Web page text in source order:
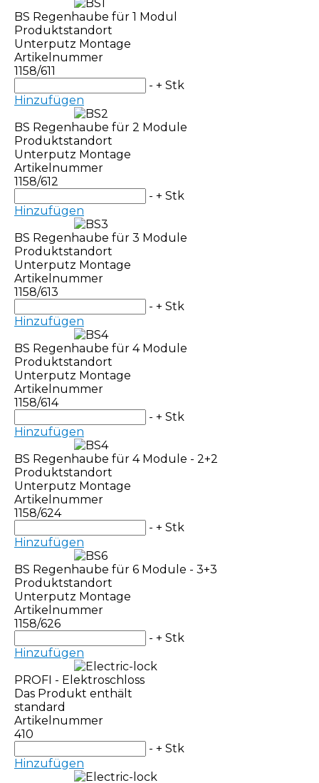
BS Regenhaube für 1 Modul
Produktstandort
Unterputz Montage
Artikelnummer
1158/611
- + Stk
Hinzufügen
BS Regenhaube für 2 Module
Produktstandort
Unterputz Montage
Artikelnummer
1158/612
- + Stk
Hinzufügen
BS Regenhaube für 3 Module
Produktstandort
Unterputz Montage
Artikelnummer
1158/613
- + Stk
Hinzufügen
BS Regenhaube für 4 Module
Produktstandort
Unterputz Montage
Artikelnummer
1158/614
- + Stk
Hinzufügen
BS Regenhaube für 4 Module - 2+2
Produktstandort
Unterputz Montage
Artikelnummer
1158/624
- + Stk
Hinzufügen
BS Regenhaube für 6 Module - 3+3
Produktstandort
Unterputz Montage
Artikelnummer
1158/626
- + Stk
Hinzufügen
PROFI - Elektroschloss
Das Produkt enthält
standard
Artikelnummer
410
- + Stk
Hinzufügen